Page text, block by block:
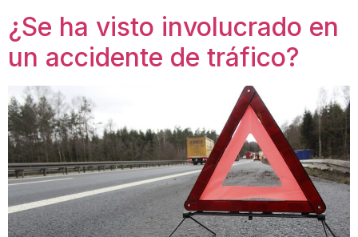
¿Se ha visto involucrado en
un accidente de tráfico?